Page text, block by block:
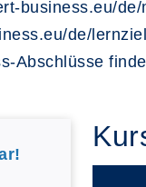
business.eu/
de/
Abschlüsse